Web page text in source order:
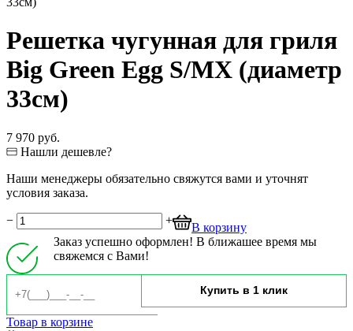
Решетка чугунная для гриля
Big Green Egg S/MX (диаметр
33см)
7 970 руб.
Нашли дешевле?
Наши менеджеры обязательно свяжутся вами и уточнят
условия заказа.
− +
В корзину
Заказ успешно оформлен! В ближашее время мы
свяжемся с Вами!
Товар в корзине